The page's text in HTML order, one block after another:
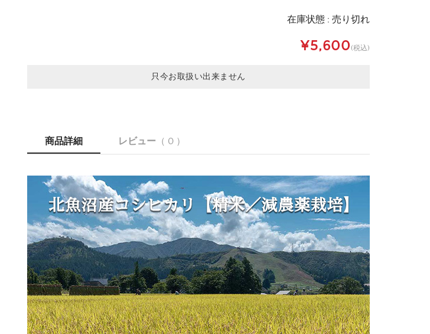
在庫状態 : 売り切れ
¥5,600(税込)
只今お取扱い出来ません
商品詳細 レビュー （ 0 ）